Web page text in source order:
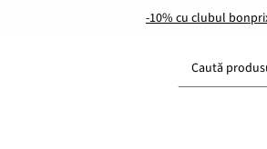
-10% cu clubul
Caută